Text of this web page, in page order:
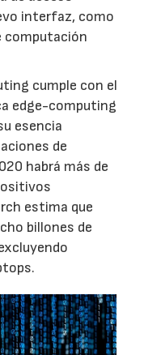
interfaz, como
computación
cumple con el
edge-computing
esencia
de
habrá más de
estima que
billones de